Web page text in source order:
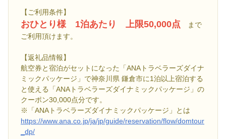
【ご利用条件】
おひとり様 1泊あたり 上限50,000点
まで
ご利用頂けます。
【返礼品情報】
航空券と宿泊がセットになった「ANAトラベラーズダイナ
ミックパッケージ」で神奈川県 鎌倉市に1泊以上宿泊する
と使える「ANAトラベラーズダイナミックパッケージ」の
クーポン30,000点分です。
※「ANAトラベラーズダイナミックパッケージ」とは
https://www.ana.co.jp/ja/jp/guide/reservation/flow/domtour
_dp/